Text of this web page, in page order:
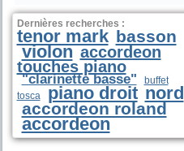
Dernières recherches :
tenor mark basson
violon accordeon
touches piano
"clarinette basse"
buffet
tosca
piano droit nord
accordeon roland
accordeon